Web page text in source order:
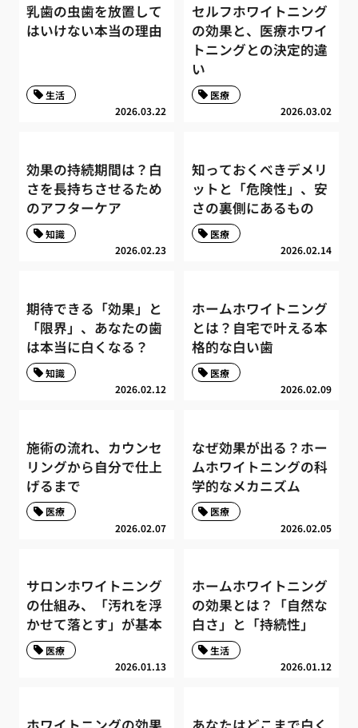
乳歯の虫歯を放置して
はいけない本当の理由
2026.03.22
生活
セルフホワイトニング
の効果と、医療ホワイ
トニングとの決定的違
い
2026.03.02
医療
効果の持続期間は？白
さを長持ちさせるため
のアフターケア
2026.02.23
知識
知っておくべきデメリ
ットと「危険性」、安
さの裏側にあるもの
2026.02.14
医療
期待できる「効果」と
「限界」、あなたの歯
は本当に白くなる？
2026.02.12
知識
ホームホワイトニング
とは？自宅で叶える本
格的な白い歯
2026.02.09
医療
施術の流れ、カウンセ
リングから自分で仕上
げるまで
2026.02.07
医療
なぜ効果が出る？ホー
ムホワイトニングの科
学的なメカニズム
2026.02.05
医療
サロンホワイトニング
の仕組み、「汚れを浮
かせて落とす」が基本
2026.01.13
医療
ホームホワイトニング
の効果とは？「自然な
白さ」と「持続性」
2026.01.12
生活